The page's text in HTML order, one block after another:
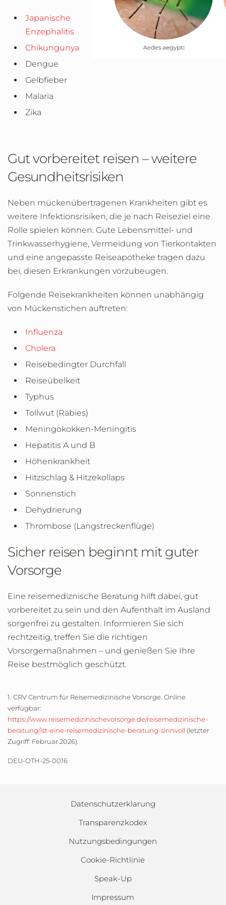
Japanische
Enzephalitis
Chikungunya
Dengue
Gelbfieber
Malaria
Zika
Gut vorbereitet reisen – weitere
Gesundheitsrisiken
Neben mückenübertragenen Krankheiten gibt es
weitere Infektionsrisiken, die je nach Reiseziel eine
Rolle spielen können. Gute Lebensmittel- und
Trinkwasserhygiene, Vermeidung von Tierkontakten
und eine angepasste Reiseapotheke tragen dazu
bei, diesen Erkrankungen vorzubeugen.
Folgende Reisekrankheiten können unabhängig
von Mückenstichen auftreten:
Influenza
Cholera
Reisebedingter Durchfall
Reiseübelkeit
Typhus
Tollwut (Rabies)
Meningokokken-Meningitis
Hepatitis A und B
Höhenkrankheit
Hitzschlag & Hitzekollaps
Sonnenstich
Dehydrierung
Thrombose (Langstreckenflüge)
Sicher reisen beginnt mit guter
Vorsorge
Eine reisemediznische Beratung hilft dabei, gut
vorbereitet zu sein und den Aufenthalt im Ausland
sorgenfrei zu gestalten. Informieren Sie sich
rechtzeitig, treffen Sie die richtigen
Vorsorgemaßnahmen – und genießen Sie Ihre
Reise bestmöglich geschützt.
1. CRV Centrum für Reisemedizinische Vorsorge. Online
verfügbar:
https://www.reisemedizinischevorsorge.de/reisemedizinische-
beratung/ist-eine-reisemedizinische-beratung-sinnvoll (letzter
Zugriff: Februar 2026).
DEU-OTH-25-0016
Datenschutzerklarung
Transparenzkodex
Nutzungsbedingungen
Cookie-Richtlinie
Speak-Up
Impressum